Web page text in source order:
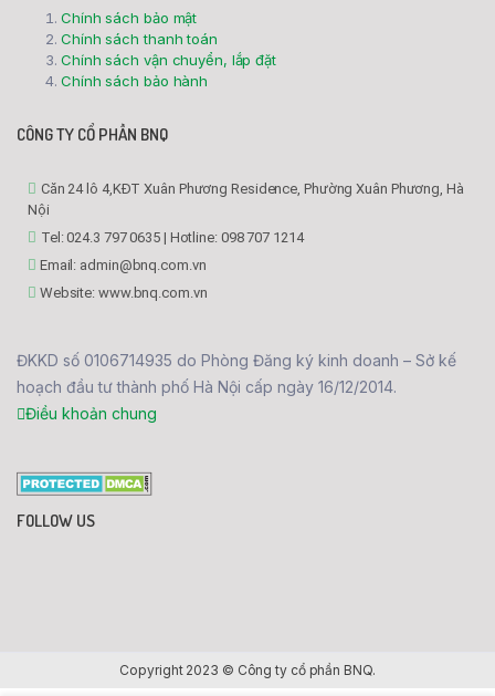
Chính sách bảo mật
Chính sách thanh toán
Chính sách vận chuyển, lắp đặt
Chính sách bảo hành
CÔNG TY CỔ PHẦN BNQ
Căn 24 lô 4,KĐT Xuân Phương Residence, Phường Xuân Phương, Hà
Nội
Tel: 024.3 797 0635 | Hotline: 098 707 1214
Email: admin@bnq.com.vn
Website: www.bnq.com.vn
ĐKKD số 0106714935 do Phòng Đăng ký kinh doanh – Sở kế
hoạch đầu tư thành phố Hà Nội cấp ngày 16/12/2014.
Điều khoản chung
FOLLOW US
Copyright 2023 © Công ty cổ phần BNQ.